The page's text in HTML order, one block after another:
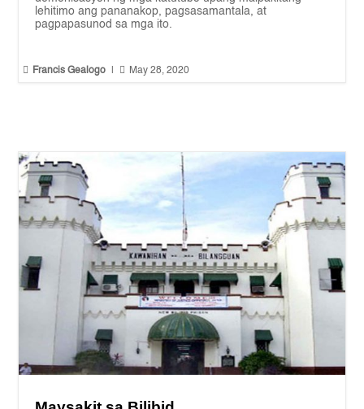
lehitimo ang pananakop, pagsasamantala, at
pagpapasunod sa mga ito.
 Francis Gealogo  May 28, 2020